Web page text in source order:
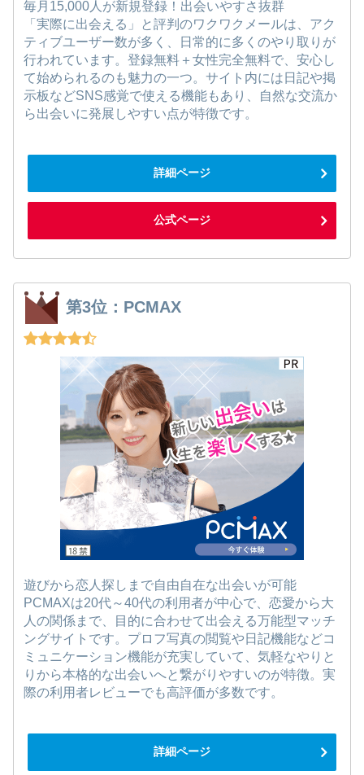
毎月15,000人が新規登録！出会いやすさ抜群
「実際に出会える」と評判のワクワクメールは、アク
ティブユーザー数が多く、日常的に多くのやり取りが
行われています。登録無料＋女性完全無料で、安心し
て始められるのも魅力の一つ。サイト内には日記や掲
示板などSNS感覚で使える機能もあり、自然な交流か
ら出会いに発展しやすい点が特徴です。
詳細ページ
公式ページ
第3位：PCMAX
遊びから恋人探しまで自由自在な出会いが可能
PCMAXは20代～40代の利用者が中心で、恋愛から大
人の関係まで、目的に合わせて出会える万能型マッチ
ングサイトです。プロフ写真の閲覧や日記機能などコ
ミュニケーション機能が充実していて、気軽なやりと
りから本格的な出会いへと繋がりやすいのが特徴。実
際の利用者レビューでも高評価が多数です。
詳細ページ